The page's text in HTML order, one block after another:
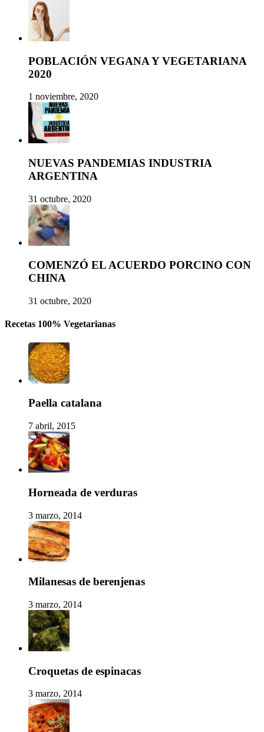
POBLACIÓN VEGANA Y VEGETARIANA
2020
1 noviembre, 2020
NUEVAS PANDEMIAS INDUSTRIA
ARGENTINA
31 octubre, 2020
COMENZÓ EL ACUERDO PORCINO CON
CHINA
31 octubre, 2020
Recetas 100% Vegetarianas
Paella catalana
7 abril, 2015
Horneada de verduras
3 marzo, 2014
Milanesas de berenjenas
3 marzo, 2014
Croquetas de espinacas
3 marzo, 2014